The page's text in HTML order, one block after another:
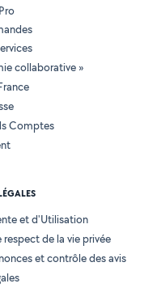
collaborative »
Comptes
et d'Utilisation
de la vie privée
et contrôle des avis